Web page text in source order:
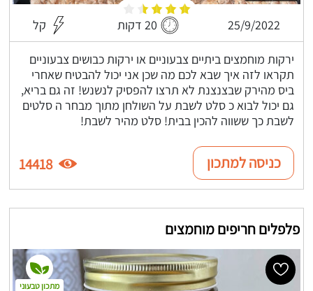
25/9/2022 20 דקות קל
ירקות מוחמצים ביתיים צבעוניים או ירקות כבושים צבעוניים
תקראו לזה איך שבא לכם מה שכן אני יכול להבטיח שאחרי
ביס מהירק שבצנצנת לא תרצו להפסיק לנשנש! זה גם בריא,
גם יכול לבוא כ סלט לשבת על השולחן מתוך מבחר ה סלטים
לשבת כך ששווה להכין בבית! סלט מהיר לשבת!
כניסה למתכון 14418
פלפלים חריפים מוחמצים
מתכון טבעוני